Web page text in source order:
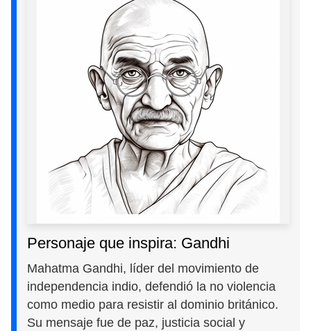
Personaje que inspira: Gandhi
Mahatma Gandhi, líder del movimiento de
independencia indio, defendió la no violencia
como medio para resistir al dominio británico.
Su mensaje fue de paz, justicia social y